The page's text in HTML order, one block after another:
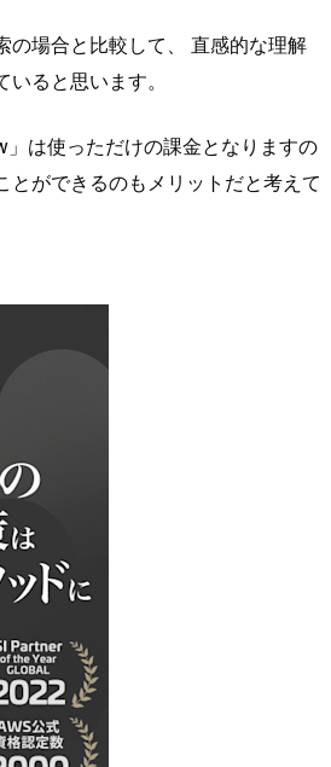
の場合と比較して、 直感的な理解
ると思います。
」は使っただけの課金となりますの
とができるのもメリットだと考えて